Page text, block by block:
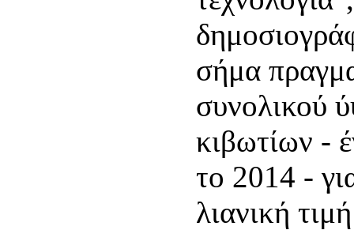
σήμα
συνολικού
κιβωτίων -
το 2014 -
λιανική